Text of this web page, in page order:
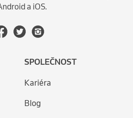
a iOS.
SPOLEČNOST
Kariéra
Blog